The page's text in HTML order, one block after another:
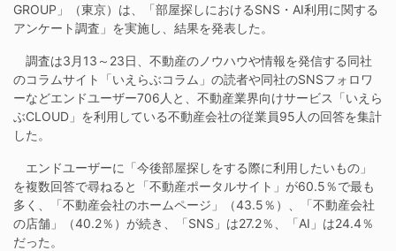
GROUP」（東京）は、「部屋探しにおけるSNS・AI利用に関する
アンケート調査」を実施し、結果を発表した。
調査は3月13～23日、不動産のノウハウや情報を発信する同社
のコラムサイト「いえらぶコラム」の読者や同社のSNSフォロワ
ーなどエンドユーザー706人と、不動産業界向けサービス「いえら
ぶCLOUD」を利用している不動産会社の従業員95人の回答を集計
した。
エンドユーザーに「今後部屋探しをする際に利用したいもの」
を複数回答で尋ねると「不動産ポータルサイト」が60.5％で最も
多く、「不動産会社のホームページ」（43.5％）、「不動産会社
の店舗」（40.2％）が続き、「SNS」は27.2％、「AI」は24.4％
だった。